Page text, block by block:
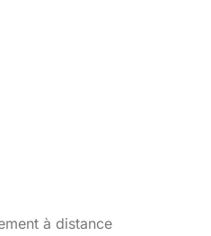
à distance